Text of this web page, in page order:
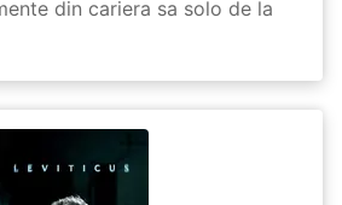
din cariera sa solo de la